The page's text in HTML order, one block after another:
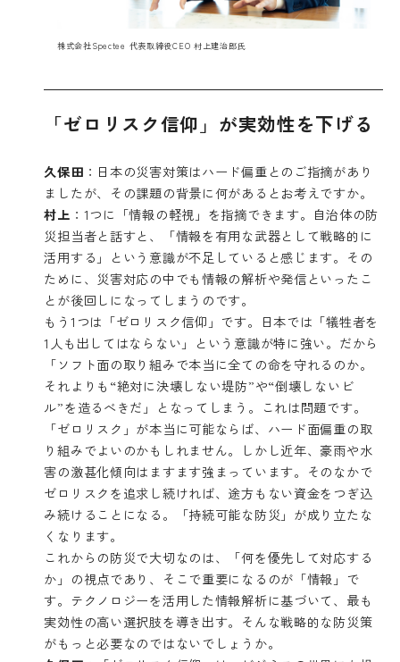
株式会社Spectee 代表取締役CEO 村上建治郎氏
「ゼロリスク信仰」が実効性を下げる
久保田 ：日本の災害対策はハード偏重とのご指摘があり
ましたが、その課題の背景に何があるとお考えですか。
村上 ：1つに「情報の軽視」を指摘できます。自治体の防
災担当者と話すと、「情報を有用な武器として戦略的に
活用する」という意識が不足していると感じます。その
ために、災害対応の中でも情報の解析や発信といったこ
とが後回しになってしまうのです。
もう1つは「ゼロリスク信仰」です。日本では「犠牲者を
1人も出してはならない」という意識が特に強い。だから
「ソフト面の取り組みで本当に全ての命を守れるのか。
それよりも“絶対に決壊しない堤防”や“倒壊しないビ
ル”を造るべきだ」となってしまう。これは問題です。
「ゼロリスク」が本当に可能ならば、ハード面偏重の取
り組みでよいのかもしれません。しかし近年、豪雨や水
害の激甚化傾向はますます強まっています。そのなかで
ゼロリスクを追求し続ければ、途方もない資金をつぎ込
み続けることになる。「持続可能な防災」が成り立たな
くなります。
これからの防災で大切なのは、「何を優先して対応する
か」の視点であり、そこで重要になるのが「情報」で
す。テクノロジーを活用した情報解析に基づいて、最も
実効性の高い選択肢を導き出す。そんな戦略的な防災策
がもっと必要なのではないでしょうか。